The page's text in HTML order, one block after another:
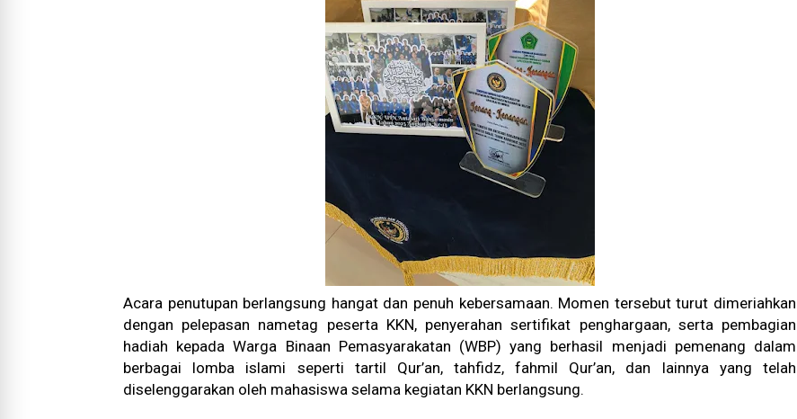
Acara penutupan berlangsung hangat dan penuh kebersamaan. Momen tersebut turut dimeriahkan
dengan pelepasan nametag peserta KKN, penyerahan sertifikat penghargaan, serta pembagian
hadiah kepada Warga Binaan Pemasyarakatan (WBP) yang berhasil menjadi pemenang dalam
berbagai lomba islami seperti tartil Qur’an, tahfidz, fahmil Qur’an, dan lainnya yang telah
diselenggarakan oleh mahasiswa selama kegiatan KKN berlangsung.